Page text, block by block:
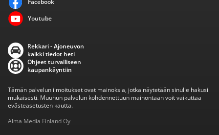
Facebook
Youtube
Rekkari - Ajoneuvon
kaikki tiedot heti
Ohjeet turvalliseen
kaupankäyntiin
Tämän palvelun ilmoitukset ovat mainoksia, jotka näytetään sinulle hakusi
mukaisesti. Muuhun palvelun kohdennettuun mainontaan voit vaikuttaa
evästeasetusten kautta.
Alma Media Finland Oy